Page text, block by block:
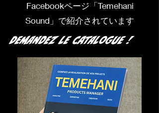
Facebookページ「Temehani
Sound」で紹介されています
Demandez le catalogue !